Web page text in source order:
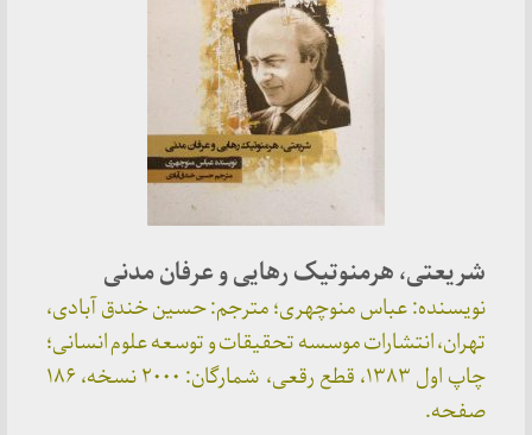
شریعتی، هرمنوتیک رهایی و عرفان مدنی
نویسنده: عباس منوچهری؛ مترجم: حسین خندق آبادی،
تهران، انتشارات موسسه تحقیقات و توسعه علوم انسانی؛
چاپ اول ۱۳۸۳، قطع رقعی، شمارگان: ۲۰۰۰ نسخه، ۱۸۶
صفحه.